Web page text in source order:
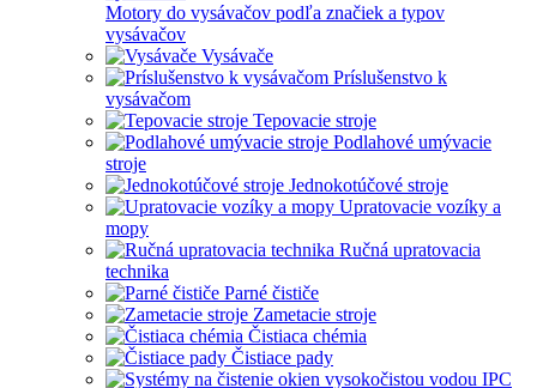
Motory do vysávačov podľa značiek a typov
vysávačov
Vysávače
Príslušenstvo k
vysávačom
Tepovacie stroje
Podlahové umývacie
stroje
Jednokotúčové stroje
Upratovacie vozíky a
mopy
Ručná upratovacia
technika
Parné čističe
Zametacie stroje
Čistiaca chémia
Čistiace pady